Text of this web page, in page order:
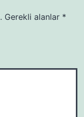
Gerekli alanlar *